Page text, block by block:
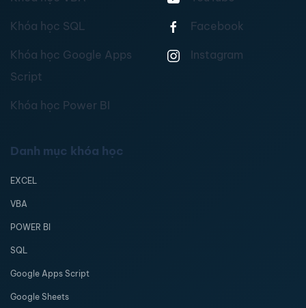
Khóa học SQL
Khóa học Google Apps
Script
Khóa học Power BI
Facebook
Instagram
Danh mục khóa học
EXCEL
VBA
POWER BI
SQL
Google Apps Script
Google Sheets